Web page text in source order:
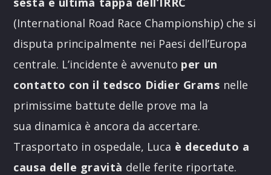
(International Road Race Championship) che si
disputa principalmente nei Paesi dell’Europa
centrale. L’incidente è avvenuto per un
contatto con il tedsco Didier Grams nelle
primissime battute delle prove ma la
sua dinamica è ancora da accertare.
Trasportato in ospedale, Luca è deceduto a
causa delle gravità delle ferite riportate.